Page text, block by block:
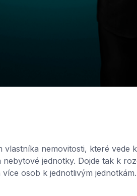
nemovitosti, které vede
jednotky. Dojde tak k
osob k jednotlivým